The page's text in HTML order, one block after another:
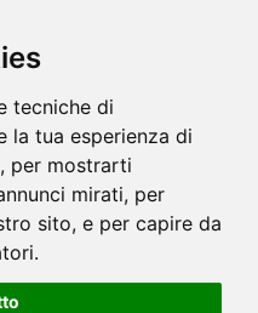
tecniche di
la tua esperienza di
per mostrarti
mirati, per
sito, e per capire da